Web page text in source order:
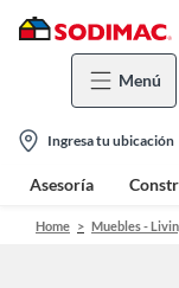
Menú
location-
icon
Ingresa tu ubicación
Asesoría
Home Muebles -